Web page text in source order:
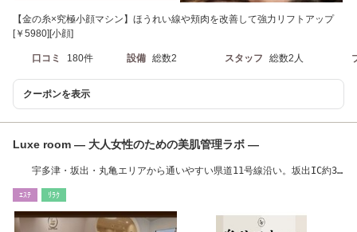
【金の糸×究極小顔マシン】ほうれい線や頬肉を改善して強力リフトアップ
[￥5980][小顔]
口コミ 180件 設備 総数2 スタッフ 総数2人
クーポンを表示
Luxe room ― 大人女性のための美肌管理ラボ ―
宇多津・坂出・丸亀エリアから通いやすい県道11号線沿い。坂出IC約3
ｴｽﾃ ﾘﾗｸ